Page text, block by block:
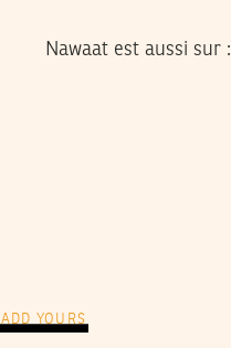
Nawaat est aussi sur :
ADD YOURS